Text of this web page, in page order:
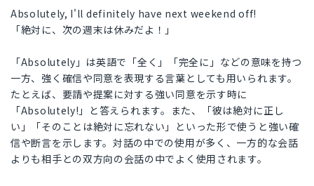
Absolutely, I'll definitely have next weekend off!
「絶対に、次の週末は休みだよ！」
「Absolutely」は英語で「全く」「完全に」などの意味を持つ
一方、強く確信や同意を表現する言葉としても用いられます。
たとえば、要請や提案に対する強い同意を示す時に
「Absolutely!」と答えられます。また、「彼は絶対に正し
い」「そのことは絶対に忘れない」といった形で使うと強い確
信や断言を示します。対話の中での使用が多く、一方的な会話
よりも相手との双方向の会話の中でよく使用されます。